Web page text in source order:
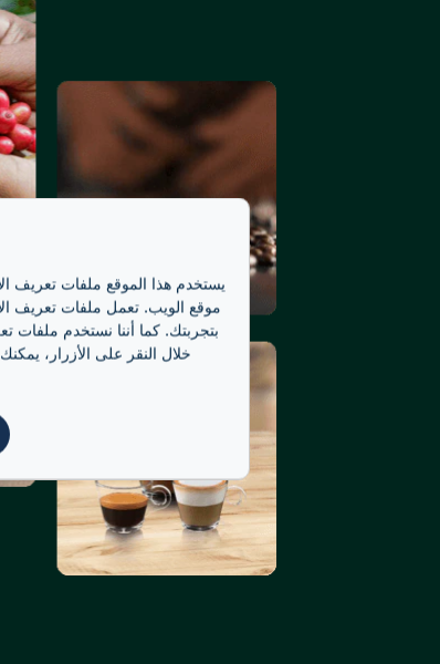
يستخدم هذا الموقع ملفات تعريف
موقع الويب. تعمل ملفات تعريف
بتجربتك. كما أننا نستخدم ملفات
خلال النقر على الأزرار،